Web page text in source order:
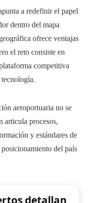
a redefinir el papel
dentro del mapa
ofrece ventajas
el reto consiste en
competitiva
tecnología.
aeroportuaria no se
articula procesos,
y estándares de
del país
detallan